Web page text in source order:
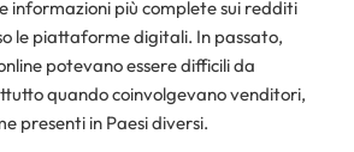
informazioni più complete sui redditi
le piattaforme digitali. In passato,
potevano essere difficili da
quando coinvolgevano venditori,
presenti in Paesi diversi.